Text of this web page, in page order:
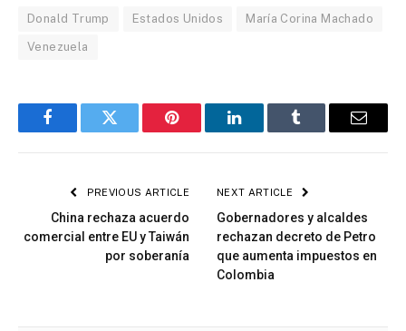
Donald Trump Estados Unidos María Corina Machado
Venezuela
FacebookTwitter Pinterest LinkedInTumblr Email
PREVIOUS ARTICLE
China rechaza acuerdo
comercial entre EU y Taiwán
por soberanía
NEXT ARTICLE
Gobernadores y alcaldes
rechazan decreto de Petro
que aumenta impuestos en
Colombia